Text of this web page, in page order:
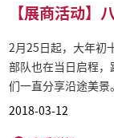
【展商活动】
2月25日起，大年初
部队也在当日启程
们一直分享沿途美景
2018-03-12